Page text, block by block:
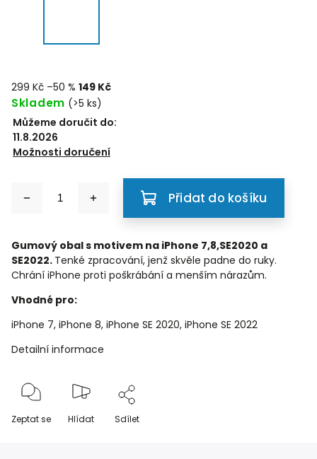
299 Kč –50 % 149 Kč
Skladem (>5 ks)
Můžeme doručit do:
11.8.2026
Možnosti doručení
Přidat do košíku
Gumový obal s motivem na iPhone 7,8,SE2020 a
SE2022. Tenké zpracování, jenž skvěle padne do ruky.
Chrání iPhone proti poškrábání a menším nárazům.
Vhodné pro:
iPhone 7, iPhone 8, iPhone SE 2020, iPhone SE 2022
Detailní informace
Zeptat se Hlídat Sdílet